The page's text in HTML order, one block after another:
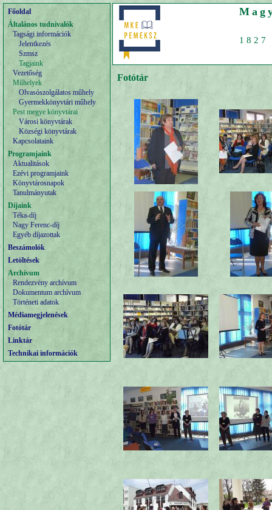
Főoldal
Általános tudnivalók
Tagsági információk
Jelentkezés
Szmsz
Tagjaink
Vezetőség
Műhelyek
Olvasószolgálatos műhely
Gyermekkönyvtári műhely
Pest megye könyvtárai
Városi könyvtárak
Községi könyvtárak
Kapcsolataink
Programjaink
Aktualitások
Ezévi programjaink
Könyvtárosnapok
Tanulmányutak
Díjaink
Téka-díj
Nagy Ferenc-díj
Egyéb díjazottak
Beszámolók
Letöltések
Archívum
Rendezvény archívum
Dokumentum archívum
Történeti adatok
Médiamegjelenések
Fotótár
Linktár
Technikai információk
Fotótár